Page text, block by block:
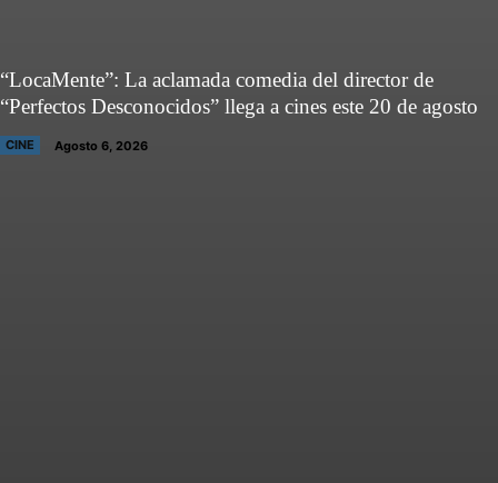
“LocaMente”: La aclamada comedia del director de
“Perfectos Desconocidos” llega a cines este 20 de agosto
CINE Agosto 6, 2026